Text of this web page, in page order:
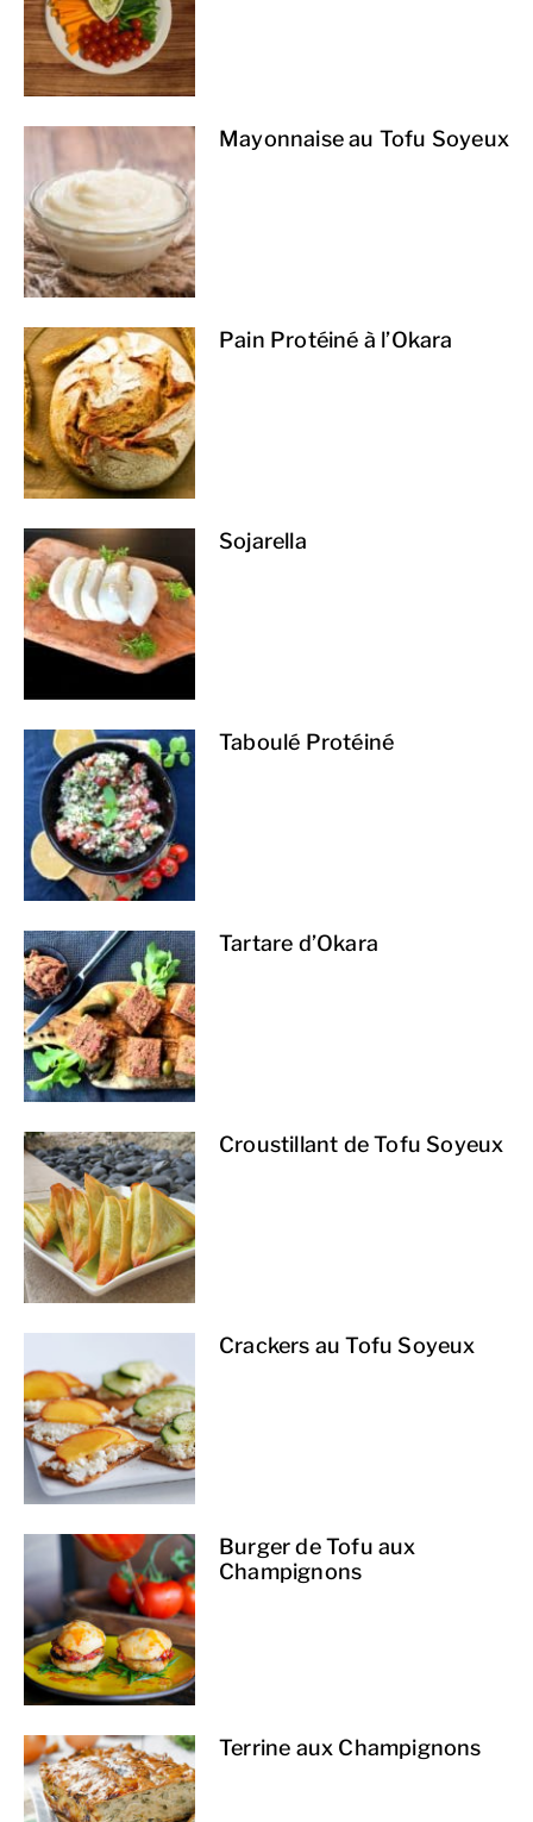
Mayonnaise au Tofu Soyeux
Pain Protéiné à l’Okara
Sojarella
Taboulé Protéiné
Tartare d’Okara
Croustillant de Tofu Soyeux
Crackers au Tofu Soyeux
Burger de Tofu aux
Champignons
Terrine aux Champignons